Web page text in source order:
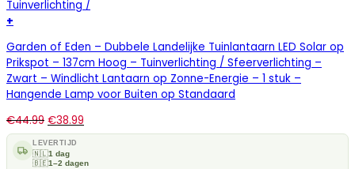
+
Garden of Eden – Dubbele Landelijke Tuinlantaarn LED Solar op
Prikspot – 137cm Hoog – Tuinverlichting / Sfeerverlichting –
Zwart – Windlicht Lantaarn op Zonne-Energie – 1 stuk –
Hangende Lamp voor Buiten op Standaard
€44.99 €38.99
LEVERTIJD
🇳🇱1 dag
🇧🇪1–2 dagen